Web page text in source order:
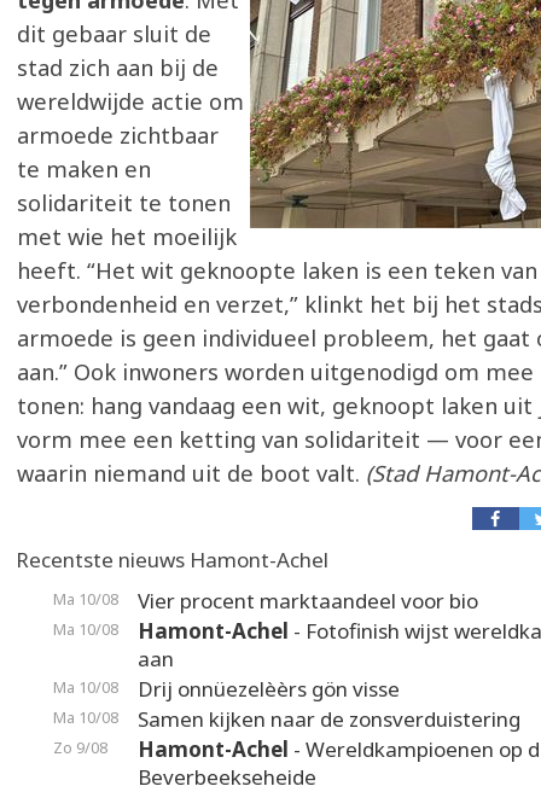
dit gebaar sluit de
stad zich aan bij de
wereldwijde actie om
armoede zichtbaar
te maken en
solidariteit te tonen
met wie het moeilijk
heeft. “Het wit geknoopte laken is een teken
verbondenheid en verzet,” klinkt het bij het
armoede is geen individueel probleem, het gaat
aan.” Ook inwoners worden uitgenodigd om
tonen: hang vandaag een wit, geknoopt laken uit
vorm mee een ketting van solidariteit — voor
waarin niemand uit de boot valt. (Stad Hamont-
Recentste nieuws Hamont-Achel
Ma 10/08 Vier procent marktaandeel voor bio
Ma 10/08 Hamont-Achel - Fotofinish wijst
aan
Ma 10/08 Drij onnüezelèèrs gön visse
Ma 10/08 Samen kijken naar de zonsverduistering
Zo 9/08 Hamont-Achel - Wereldkampioenen op
Beverbeekseheide